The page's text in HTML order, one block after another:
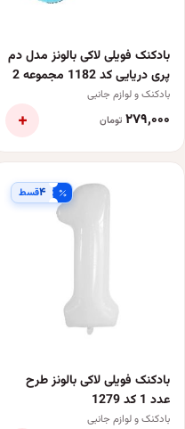
بادکنک فویلی لاکی بالونز مدل دم
پری دریایی کد 1182 مجموعه 2
عددی
بادکنک و لوازم جانبی
۲۷۹٬۰۰۰ تومان +
۴قسط
بادکنک فویلی لاکی بالونز طرح
عدد 1 کد 1279
بادکنک و لوازم جانبی